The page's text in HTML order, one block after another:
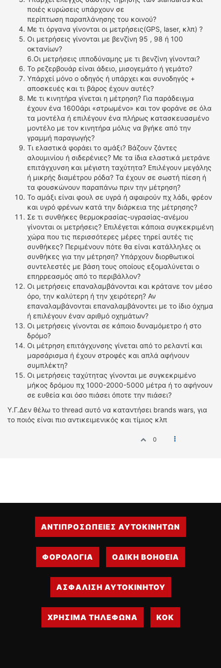
ποιές κυρώσεις υπάρχουν σε
περίπτωση παραπλάνησης του κοινού?
Με τι όργανα γίνονται οι μετρήσεις(GPS, laser, κλπ) ?
Οι μετρήσεις γίνονται με βενζίνη 95 , 98 ή 100
οκτανίων?
6.Οι μετρήσεις ιπποδύναμης με τι βενζίνη γίνονται?
Το ρεζερβουάρ είναι άδειο, μισογεμάτο ή γεμάτο?
Υπάρχεί μόνο ο οδηγός ή υπάρχει και συνοδηγός +
αποσκευές και τι βάρος έχουν αυτές?
Με τι κινητήρα γίνεται η μέτρηση? Για παράδειγμα
έχουν ένα 1600άρι «στρωμένο» και τον φοράνε σε όλα
τα μοντέλα ή επιλέγουν ένα πλήρως κατασκευασμένο
μοντέλο με τον κινητήρα μόλις να βγήκε από την
γραμμή παραγωγής?
Τι ελαστικά φοράει το αμάξι? Βάζουν ζάντες
αλουμινίου ή σιδερένιες? Με τα ίδια ελαστικά μετράνε
επιτάγχυνση και μέγιστη ταχύτητα? Επιλέγουν μεγάλης
ή μικρής διαμέτρου ρόδα? Τα έχουν σε σωστή πίεση ή
τα φουσκώνουν παραπάνω πριν την μέτρηση?
Το αμάξι είναι φουλ σε υγρά ή αφαιρούν πχ λάδι, φρέον
και υγρό φρένων κατά την διάρκεια της μέτρησης?
Σε τι συνθήκες θερμοκρασίας-υγρασίας-ανέμου
γίνονται οι μετρήσεις? Επιλέγεται κάποια συγκεκριμένη
χώρα που τις περισσότερες μέρες τηρεί αυτές τις
συνθήκες? Περιμένουν πότε θα είναι κατάλληλες οι
συνθήκες για την μέτρηση? Υπάρχουν διορθωτικοί
συντελεστές με βάση τους οποίους εξομαλύνεται ο
επηρρεασμός από το περιβάλλον?
Οι μετρήσεις επαναλαμβάνονται και κράτανε τον μέσο
όρο, την καλύτερη ή την χειρότερη? Αν
επαναλαμβάνονται επαναλαμβάνοντει με το ίδιο όχημα
ή επιλέγουν έναν αριθμό οχημάτων?
Οι μετρήσεις γίνονται σε κάποιο δυναμόμετρο ή στο
δρόμο?
Οι μέτρηση επιτάγχυνσης γίνεται από το ρελαντί και
μαρσάρισμα ή έχουν στροφές και απλά αφήνουν
συμπλέκτη?
Οι μετρήσεις ταχύτητας γίνονται με συγκεκριμένο
μήκος δρόμου πχ 1000-2000-5000 μέτρα ή το αφήνουν
σε ευθεία και όσο πιάσει όποτε την πιάσει?
Υ.Γ.Δεν θέλω το thread αυτό να καταντήσει brands wars, για
το ποιός είναι πιο αντικειμενικός και τίμιος κλπ
0
ΑΝΤΙΠΡΟΣΩΠΕΙΕΣ ΑΥΤΟΚΙΝΗΤΩΝ
ΦΟΡΟΛΟΓΙΑ ΟΔΙΚΗ ΒΟΗΘΕΙΑ
ΑΣΦΑΛΙΣΗ ΑΥΤΟΚΙΝΗΤΟΥ
ΧΡΗΣΙΜΑ ΤΗΛΕΦΩΝΑ ΚΟΚ